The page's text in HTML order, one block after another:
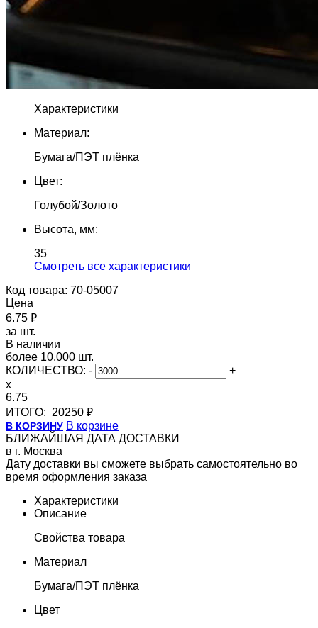
Характеристики
Материал:
Бумага/ПЭТ плёнка
Цвет:
Голубой/Золото
Высота, мм:
35
Cмотреть все характеристики
Код товара: 70-05007
Цена
6.75 ₽
за шт.
В наличии
более 10.000 шт.
КОЛИЧЕСТВО: -
+
x
6.75
ИТОГО: 20250 ₽
В КОРЗИНУ В корзине
БЛИЖАЙШАЯ ДАТА ДОСТАВКИ
в г. Москва
Дату доставки вы сможете выбрать самостоятельно во
время оформления заказа
Характеристики
Описание
Свойства товара
Материал
Бумага/ПЭТ плёнка
Цвет